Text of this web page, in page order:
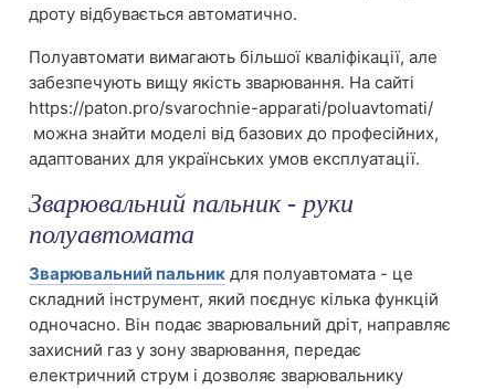
дроту відбувається автоматично.
Полуавтомати вимагають більшої кваліфікації, але
забезпечують вищу якість зварювання. На сайті
https://paton.pro/svarochnie-apparati/poluavtomati/
можна знайти моделі від базових до професійних,
адаптованих для українських умов експлуатації.
Зварювальний пальник - руки
полуавтомата
Зварювальний пальник для полуавтомата - це
складний інструмент, який поєднує кілька функцій
одночасно. Він подає зварювальний дріт, направляє
захисний газ у зону зварювання, передає
електричний струм і дозволяє зварювальнику